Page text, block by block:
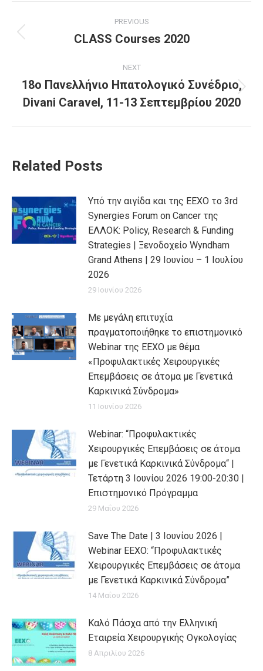
PREVIOUS
CLASS Courses 2020
NEXT
18ο Πανελλήνιο Ηπατολογικό Συνέδριο,
Divani Caravel, 11-13 Σεπτεμβρίου 2020
Related Posts
Υπό την αιγίδα και της ΕΕΧΟ το 3rd
Synergies Forum on Cancer της
ΕΛΛΟΚ: Policy, Research & Funding
Strategies | Ξενοδοχείο Wyndham
Grand Athens | 29 Ιουνίου – 1 Ιουλίου
2026
29 Ιουνίου 2026
Με μεγάλη επιτυχία
πραγματοποιήθηκε το επιστημονικό
Webinar της ΕΕΧΟ με θέμα
«Προφυλακτικές Χειρουργικές
Επεμβάσεις σε άτομα με Γενετικά
Καρκινικά Σύνδρομα»
11 Ιουνίου 2026
Webinar: “Προφυλακτικές
Χειρουργικές Επεμβάσεις σε άτομα
με Γενετικά Καρκινικά Σύνδρομα“ |
Τετάρτη 3 Ιουνίου 2026 19:00-20:30 |
Επιστημονικό Πρόγραμμα
29 Μαΐου 2026
Save The Date | 3 Ιουνίου 2026 |
Webinar EEXO: “Προφυλακτικές
Χειρουργικές Επεμβάσεις σε άτομα
με Γενετικά Καρκινικά Σύνδρομα”
14 Μαΐου 2026
Καλό Πάσχα από την Ελληνική
Εταιρεία Χειρουργικής Ογκολογίας
8 Απριλίου 2026